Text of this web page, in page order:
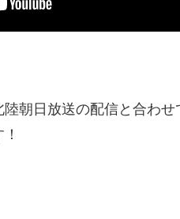
朝日放送の配信と合わ